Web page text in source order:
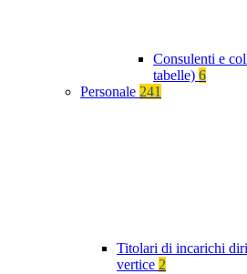
Consulenti e
tabelle) 6
Personale 241
Titolari di incarichi
vertice 2